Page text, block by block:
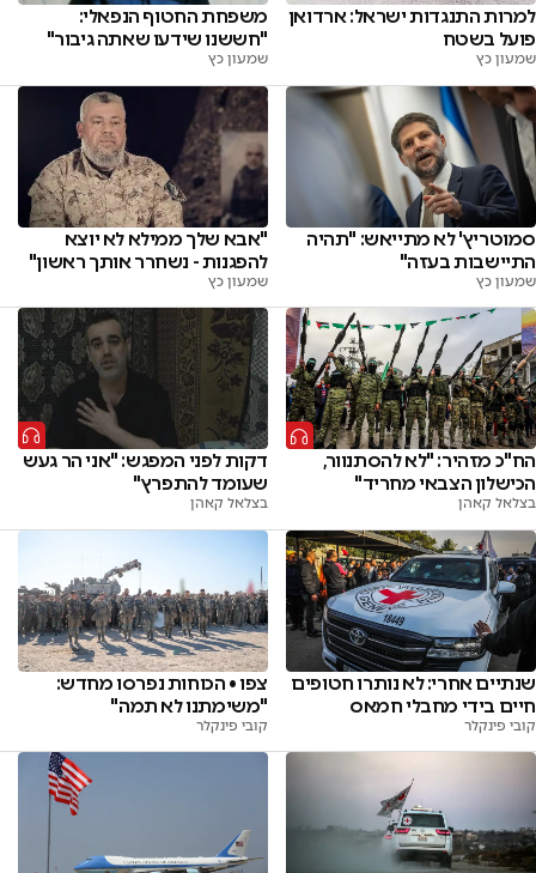
למרות התנגדות ישראל: ארדואן
פועל בשטח
שמעון כץ
משפחת החטוף הנפאלי:
"חששנו שידעו שאתה גיבור"
שמעון כץ
סמוטריץ' לא מתייאש: "תהיה
התיישבות בעזה"
שמעון כץ
"אבא שלך ממילא לא יוצא
להפגנות - נשחרר אותך ראשון"
שמעון כץ
הח"כ מזהיר: "לא להסתנוור,
הכישלון הצבאי מחריד"
בצלאל קאהן
דקות לפני המפגש: "אני הר געש
שעומד להתפרץ"
בצלאל קאהן
שנתיים אחרי: לא נותרו חטופים
חיים בידי מחבלי חמאס
קובי פינקלר
צפו • הכוחות נפרסו מחדש:
"משימתנו לא תמה"
קובי פינקלר